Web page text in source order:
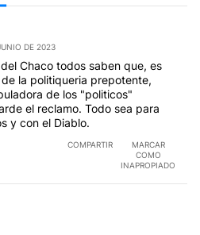
DE 2023
Chaco todos saben que, es
la politiqueria prepotente,
de los "politicos"
el reclamo. Todo sea para
y con el Diablo.
COMPARTIR
MARCAR
COMO
INAPROPIADO